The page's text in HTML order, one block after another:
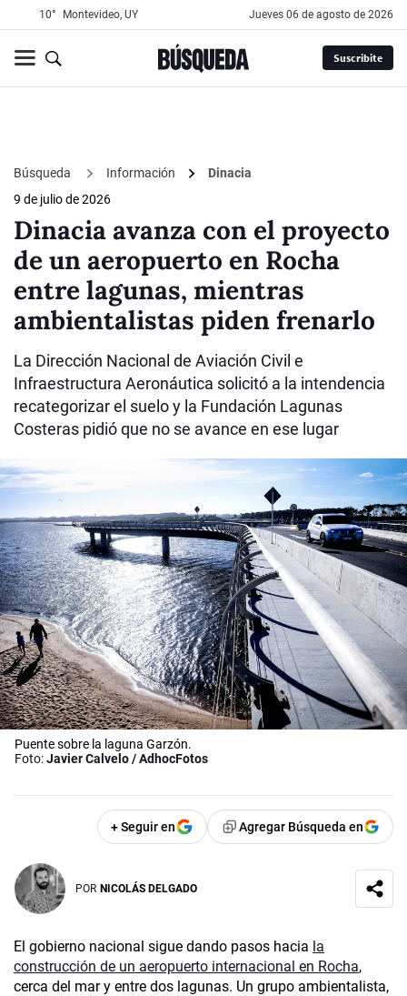
10° Montevideo, UY jueves 06 de agosto de 2026
Suscribite
Búsqueda Información
Dinacia
9 de julio de 2026
Dinacia avanza con el proyecto
de un aeropuerto en Rocha
entre lagunas, mientras
ambientalistas piden frenarlo
La Dirección Nacional de Aviación Civil e
Infraestructura Aeronáutica solicitó a la intendencia
recategorizar el suelo y la Fundación Lagunas
Costeras pidió que no se avance en ese lugar
Puente sobre la laguna Garzón.
Foto:Javier Calvelo / AdhocFotos
+ Seguir en Agregar Búsqueda en
POR NICOLÁS DELGADO
El gobierno nacional sigue dando pasos hacia la
construcción de un aeropuerto internacional en Rocha,
cerca del mar y entre dos lagunas. Un grupo ambientalista,